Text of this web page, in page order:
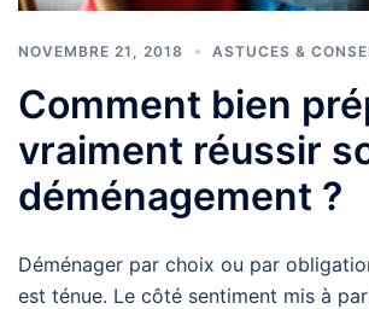
NOVEMBRE 21, 2018 ASTUCES &
Comment bien
vraiment réussir
déménagement ?
Déménager par choix ou par
est ténue. Le côté sentiment mis à